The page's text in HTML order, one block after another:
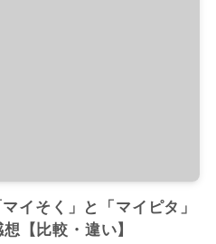
イそく」と「マイピタ」
【比較・違い】